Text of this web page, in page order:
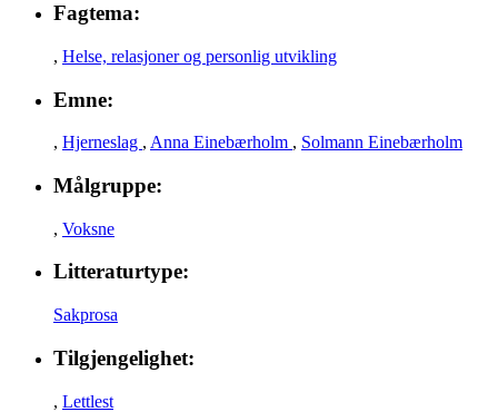
Fagtema:
, Helse, relasjoner og personlig utvikling
Emne:
, Hjerneslag , Anna Einebærholm , Solmann Einebærholm
Målgruppe:
, Voksne
Litteraturtype:
Sakprosa
Tilgjengelighet:
, Lettlest